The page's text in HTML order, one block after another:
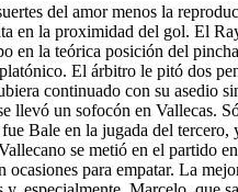
del amor menos la
en la proximidad del gol. El
la teórica posición del
El árbitro le pitó dos
continuado con su asedio
llevó un sofocón en Vallecas.
Bale en la jugada del
se metió en el
ocasiones para empatar. La